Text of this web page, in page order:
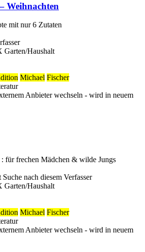
Weihnachten
mit nur 6 Zutaten
Garten/Haushalt
Michael Fischer
Anbieter wechseln - wird in neuem
für frechen Mädchen & wilde Jungs
Suche nach diesem Verfasser
Garten/Haushalt
Michael Fischer
Anbieter wechseln - wird in neuem